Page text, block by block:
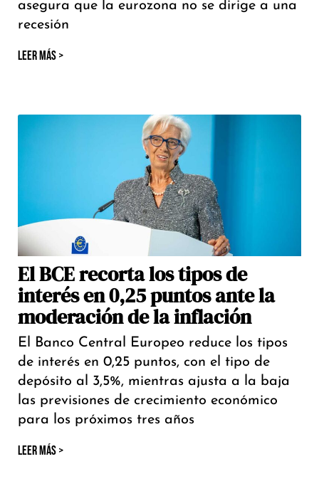
asegura que la eurozona no se dirige a una
recesión
LEER MÁS >
El BCE recorta los tipos de
interés en 0,25 puntos ante la
moderación de la inflación
El Banco Central Europeo reduce los tipos
de interés en 0,25 puntos, con el tipo de
depósito al 3,5%, mientras ajusta a la baja
las previsiones de crecimiento económico
para los próximos tres años
LEER MÁS >